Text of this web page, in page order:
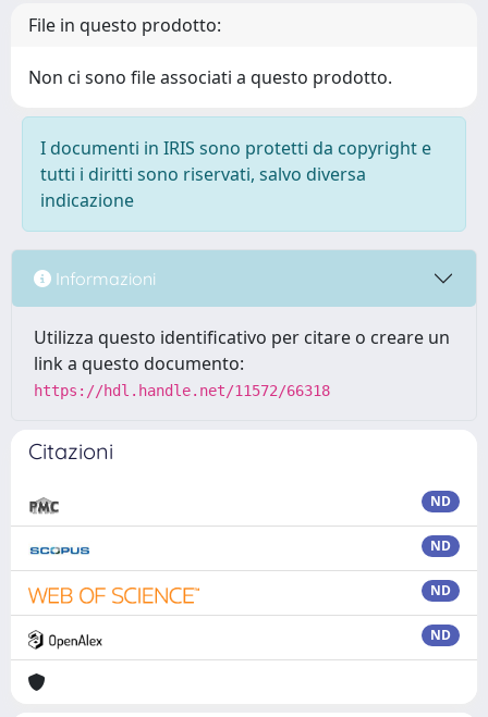
File in questo prodotto:
Non ci sono file associati a questo prodotto.
I documenti in IRIS sono protetti da copyright e
tutti i diritti sono riservati, salvo diversa
indicazione
Informazioni
Utilizza questo identificativo per citare o creare un
link a questo documento:
https://hdl.handle.net/11572/66318
Citazioni
ND
ND
ND
ND